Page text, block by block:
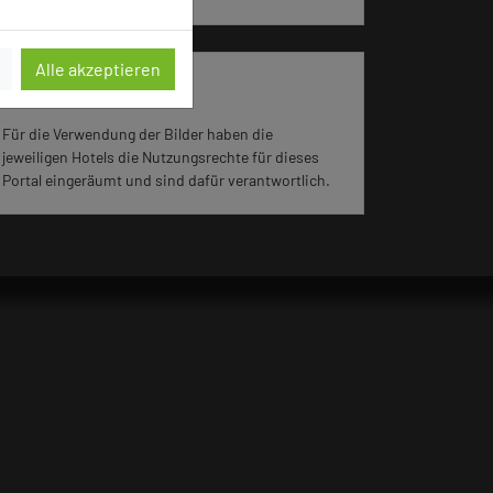
Alle akzeptieren
Impressum zum Hotel
Für die Verwendung der Bilder haben die
jeweiligen Hotels die Nutzungsrechte für dieses
Portal eingeräumt und sind dafür verantwortlich.